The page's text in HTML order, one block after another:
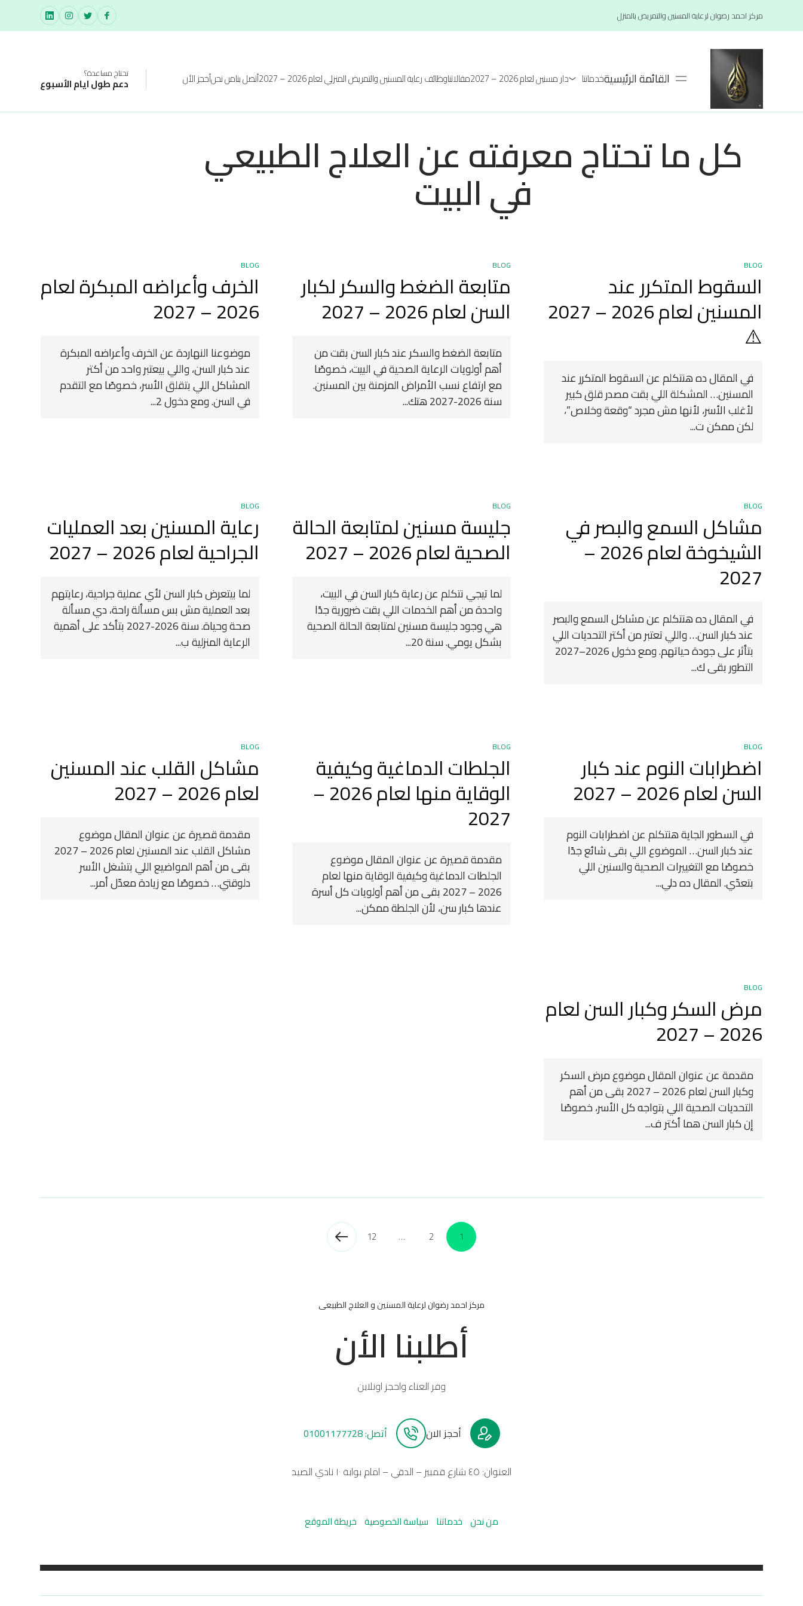
مركز احمد رضوان لرعاية المسنين والتمريض بالمنزل
القائمة الرئيسيةخدماتنا دار مسنين لعام 2026 – 2027 مقالاتناوظائف رعاية المسنين والتمريض المنزلي لعام 2026 – 2027 أتصل بنامن نحنأحجز الأن تحتاج مساعدة؟
دعم طول ايام الأسبوع
كل ما تحتاج معرفته عن العلاج الطبيعي
في البيت
BLOG
السقوط المتكرر عند
المسنين لعام 2026 – 2027
⚠️
في المقال ده هنتكلم عن السقوط المتكرر عند
المسنين… المشكلة اللي بقت مصدر قلق كبير
لأغلب الأسر، لأنها مش مجرد “وقعة وخلاص”،
لكن ممكن ت...
BLOG
متابعة الضغط والسكر لكبار
السن لعام 2026 – 2027
متابعة الضغط والسكر عند كبار السن بقت من
أهم أولويات الرعاية الصحية في البيت، خصوصًا
مع ارتفاع نسب الأمراض المزمنة بين المسنين.
سنة 2026-2027 هتك...
BLOG
الخرف وأعراضه المبكرة لعام
2026 – 2027
موضوعنا النهاردة عن الخرف وأعراضه المبكرة
عند كبار السن، واللي بيعتبر واحد من أكتر
المشاكل اللي بتقلق الأسر، خصوصًا مع التقدم
في السن. ومع دخول 2...
BLOG
مشاكل السمع والبصر في
الشيخوخة لعام 2026 –
2027 ️
في المقال ده هنتكلم عن مشاكل السمع والبصر
عند كبار السن… واللي تعتبر من أكتر التحديات اللي
بتأثر على جودة حياتهم. ومع دخول 2026–2027
التطور بقى ك...
BLOG
جليسة مسنين لمتابعة الحالة
الصحية لعام 2026 – 2027
لما تيجي نتكلم عن رعاية كبار السن في البيت،
واحدة من أهم الخدمات اللي بقت ضرورية جدًا
هي وجود جليسة مسنين لمتابعة الحالة الصحية
بشكل يومي. سنة 20...
BLOG
رعاية المسنين بعد العمليات
الجراحية لعام 2026 – 2027
لما بيتعرض كبار السن لأي عملية جراحية، رعايتهم
بعد العملية مش بس مسألة راحة، دي مسألة
صحة وحياة. سنة 2026-2027 بتأكد على أهمية
الرعاية المنزلية ب...
BLOG
اضطرابات النوم عند كبار
السن لعام 2026 – 2027
في السطور الجاية هنتكلم عن اضطرابات النوم
عند كبار السن… الموضوع اللي بقى شائع جدًا
خصوصًا مع التغييرات الصحية والسنين اللي
بتعدّي. المقال ده دلي...
BLOG
الجلطات الدماغية وكيفية
الوقاية منها لعام 2026 –
2027
مقدمة قصيرة عن عنوان المقال موضوع
الجلطات الدماغية وكيفية الوقاية منها لعام
2026 – 2027 بقى من أهم أولويات كل أسرة
عندها كبار سن، لأن الجلطة ممكن...
BLOG
مشاكل القلب عند المسنين
لعام 2026 – 2027
مقدمة قصيرة عن عنوان المقال موضوع
مشاكل القلب عند المسنين لعام 2026 – 2027
بقى من أهم المواضيع اللي بتشغل الأسر
دلوقتي… خصوصًا مع زيادة معدّل أمر...
BLOG
مرض السكر وكبار السن لعام
2026 – 2027
مقدمة عن عنوان المقال موضوع مرض السكر
وكبار السن لعام 2026 – 2027 بقى من أهم
التحديات الصحية اللي بتواجه كل الأسر، خصوصًا
إن كبار السن هما أكتر ف...
1
2
…
12
مركز احمد رضوان لرعاية المسنين و العلاج الطبيعى
أطلبنا الأن
وفر العناء واحجز اونلاين
أحجز الان أتصل: 01001177728
العنوان: ٤٥ شارع قمبيز – الدقي – امام بوابة ١٠ نادي الصيد
من نحن خدماتنا سياسة الخصوصية خريطة الموقع